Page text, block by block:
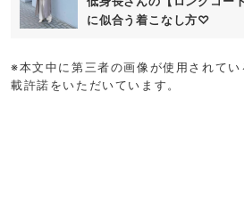
に似合う着こなし方♡
※本文中に第三者の画像が使用されて
載許諾をいただいています。